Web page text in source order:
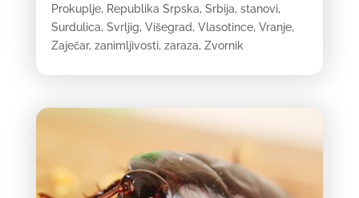
Prokuplje, Republika Srpska, Srbija, stanovi,
Surdulica, Svrljig, Višegrad, Vlasotince, Vranje,
Zaječar, zanimljivosti, zaraza, Zvornik